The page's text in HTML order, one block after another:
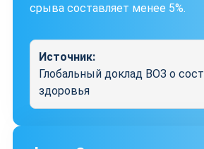
срыва составляет менее 5%.
Источник:
Глобальный доклад ВОЗ о
здоровья